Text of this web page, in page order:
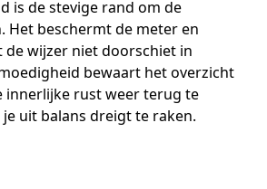
is de stevige rand om de
Het beschermt de meter en
wijzer niet doorschiet in
bewaart het overzicht
innerlijke rust weer terug te
uit balans dreigt te raken.